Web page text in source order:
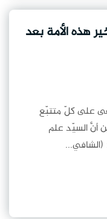
هذه الأمة بعد
على كلّ متتبّع
أنَّ السيّد علم